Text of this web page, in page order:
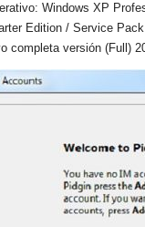
Windows XP
Edition / Service
completa versión (Full)